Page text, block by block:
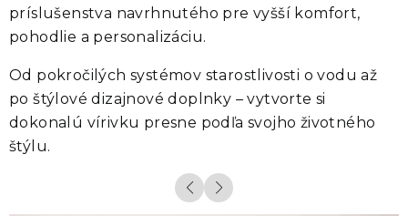
príslušenstva navrhnutého pre vyšší komfort,
pohodlie a personalizáciu.
Od pokročilých systémov starostlivosti o vodu až
po štýlové dizajnové doplnky – vytvorte si
dokonalú vírivku presne podľa svojho životného
štýlu.